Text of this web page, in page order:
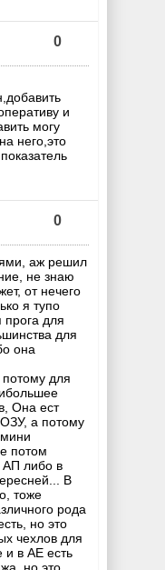
0
и
могу
него,это
0
аж решил
не знаю
от нечего
я тупо
прога для
для
она
для
Она ест
а потому
потом
АП либо в
В
тоже
рода
но это
чехлов для
и в АЕ есть